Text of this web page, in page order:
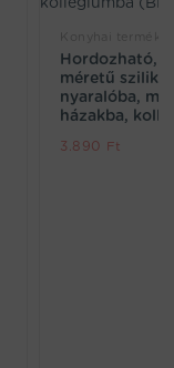
Hordozható,
méretű
nyaralóba,
házakba,
3.890 Ft